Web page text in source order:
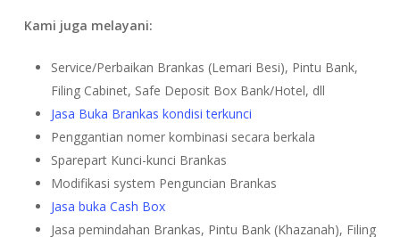
Kami juga melayani:
Service/Perbaikan Brankas (Lemari Besi), Pintu Bank,
Filing Cabinet, Safe Deposit Box Bank/Hotel, dll
Jasa Buka Brankas kondisi terkunci
Penggantian nomer kombinasi secara berkala
Sparepart Kunci-kunci Brankas
Modifikasi system Penguncian Brankas
Jasa buka Cash Box
Jasa pemindahan Brankas, Pintu Bank (Khazanah), Filing